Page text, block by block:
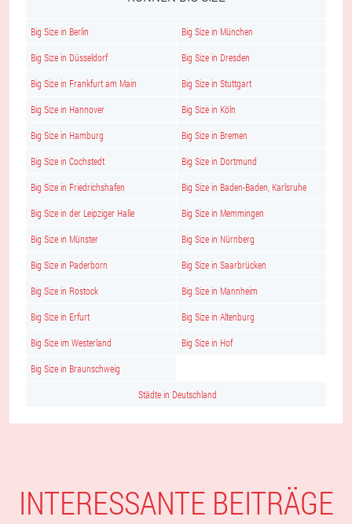
Big Size in Berlin Big Size in München
Big Size in Düsseldorf Big Size in Dresden
Big Size in Frankfurt am Main Big Size in Stuttgart
Big Size in Hannover Big Size in Köln
Big Size in Hamburg Big Size in Bremen
Big Size in Cochstedt Big Size in Dortmund
Big Size in Friedrichshafen Big Size in Baden-Baden, Karlsruhe
Big Size in der Leipziger Halle Big Size in Memmingen
Big Size in Münster Big Size in Nürnberg
Big Size in Paderborn Big Size in Saarbrücken
Big Size in Rostock Big Size in Mannheim
Big Size in Erfurt Big Size in Altenburg
Big Size im Westerland Big Size in Hof
Big Size in Braunschweig
Städte in Deutschland
INTERESSANTE BEITRÄGE